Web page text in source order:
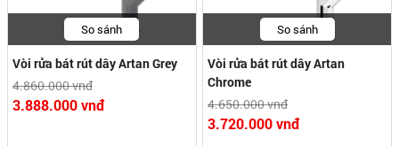
So sánh
Vòi rửa bát rút dây Artan Grey
4.860.000 vnđ
3.888.000 vnđ
So sánh
Vòi rửa bát rút dây Artan
Chrome
4.650.000 vnđ
3.720.000 vnđ